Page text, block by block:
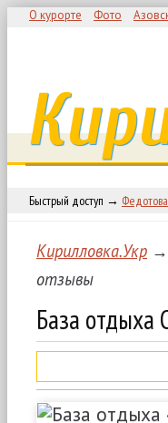
О курорте Фото
Быстрый доступ →
Кирилловка.Укр →
отзывы
База